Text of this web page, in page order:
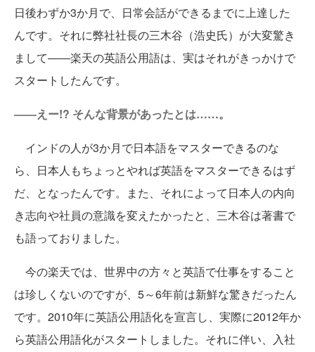
日後わずか3か月で、日常会話ができるまでに上達した
んです。それに弊社社長の三木谷（浩史氏）が大変驚き
まして――楽天の英語公用語は、実はそれがきっかけで
スタートしたんです。
――えー!? そんな背景があったとは……。
インドの人が3か月で日本語をマスターできるのな
ら、日本人もちょっとやれば英語をマスターできるはず
だ、となったんです。また、それによって日本人の内向
き志向や社員の意識を変えたかったと、三木谷は著書で
も語っておりました。
今の楽天では、世界中の方々と英語で仕事をすること
は珍しくないのですが、5～6年前は新鮮な驚きだったん
です。2010年に英語公用語化を宣言し、実際に2012年か
ら英語公用語化がスタートしました。それに伴い、入社